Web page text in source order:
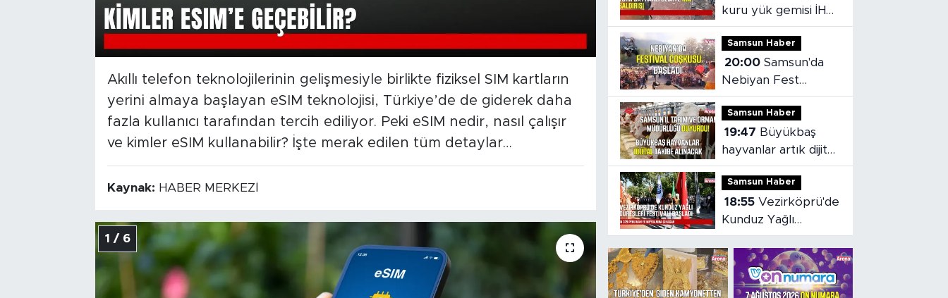
Akıllı telefon teknolojilerinin gelişmesiyle birlikte fiziksel SIM kartların
yerini almaya başlayan eSIM teknolojisi, Türkiye’de de giderek daha
fazla kullanıcı tarafından tercih ediliyor. Peki eSIM nedir, nasıl çalışır
ve kimler eSIM kullanabilir? İşte merak edilen tüm detaylar…
Kaynak: HABER MERKEZİ
1 / 6
kuru yük gemisi İHA
saldırısına uğradı
Samsun Haber
20:00 Samsun'da
Nebiyan Fest
Başladı
Samsun Haber
19:47
hayvanlar artık dijital
olarak takip
edilebilecek
Samsun Haber
18:55
Kunduz Yağlı
Güreşleri Festivali
başladı